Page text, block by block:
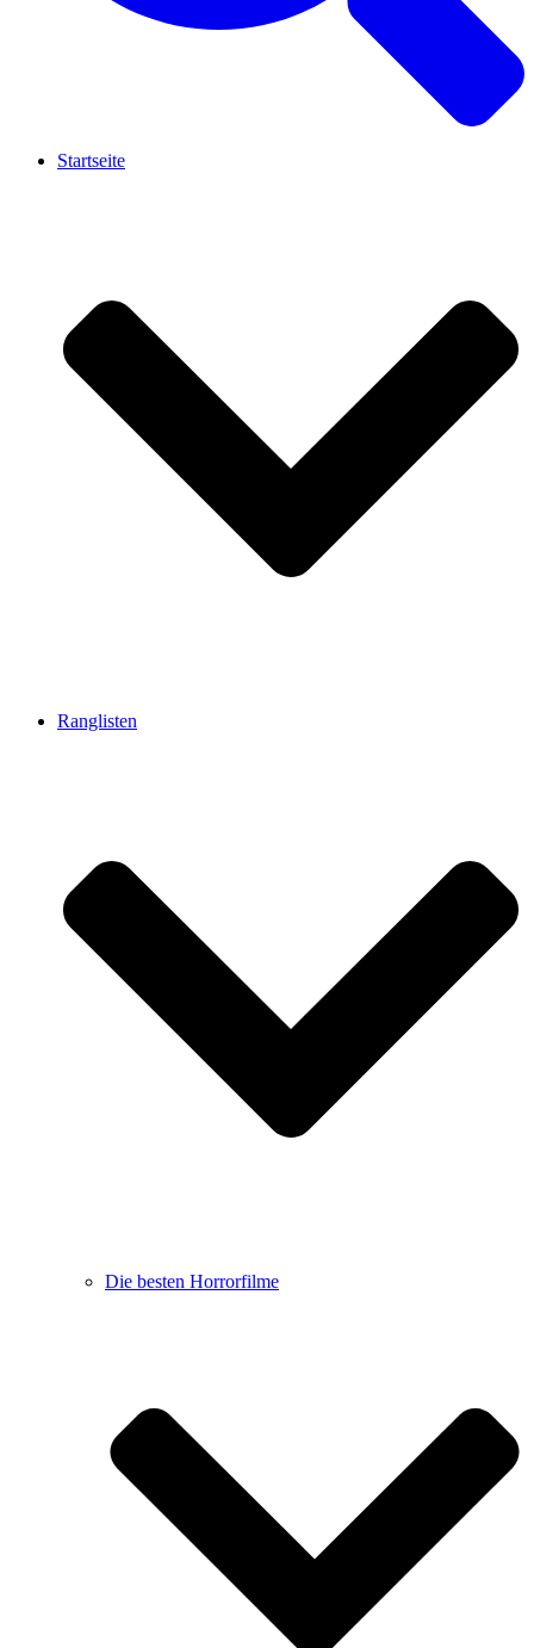
Startseite
Ranglisten
Die besten Horrorfilme